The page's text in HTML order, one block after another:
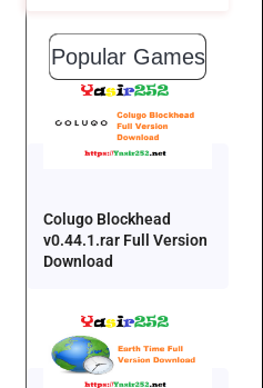
Popular Games
Colugo Blockhead
v0.44.1.rar Full Version
Download